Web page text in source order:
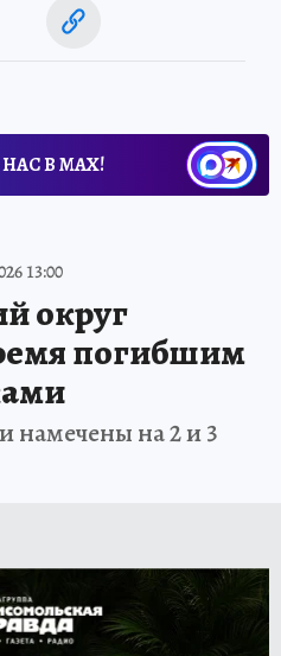
В МАХ!
13:00
округ
погибшим
намечены на 2 и 3